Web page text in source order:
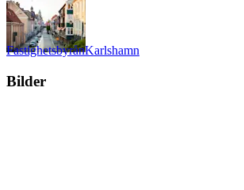
FastighetsbyrånKarlshamn
Bilder